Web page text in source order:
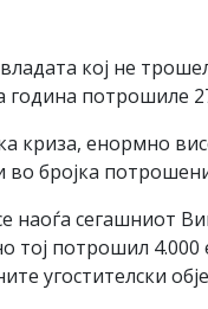
кој не
потрошиле
криза, енормно
во бројка
наоѓа сегашниот
тој потрошил 4.000
угостителски